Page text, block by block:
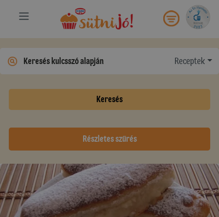
Receptek
Keresés
Részletes szűrés